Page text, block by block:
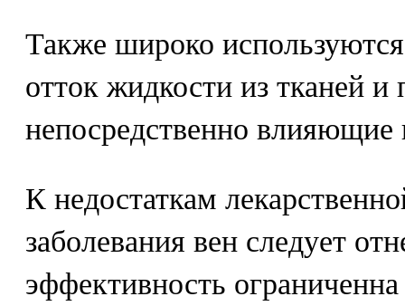
Также широко
отток жидкости из тканей и
непосредственно влияющие
К недостаткам
заболевания вен следует
эффективность